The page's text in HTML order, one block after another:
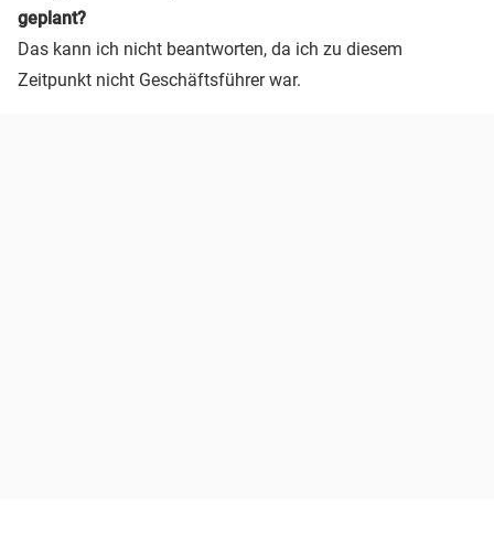
geplant?
Das kann ich nicht beantworten, da ich zu diesem
Zeitpunkt nicht Geschäftsführer war.